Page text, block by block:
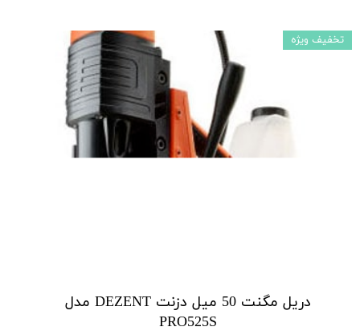
دریل مگنت 50 میل دزنت DEZENT مدل
PRO525S
تخفیف ویژه